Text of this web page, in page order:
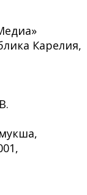
Карелия,